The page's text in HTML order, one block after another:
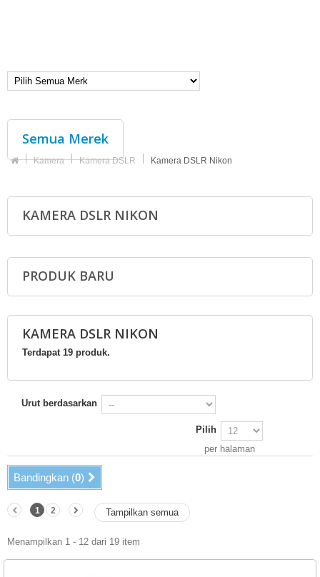
Semua Merek
Kamera Kamera DSLR Kamera DSLR Nikon
KAMERA DSLR NIKON
PRODUK BARU
KAMERA DSLR NIKON
Terdapat 19 produk.
Urut berdasarkan
Pilih
per halaman
Bandingkan (0)
Tampilkan semua
1 2
Menampilkan 1 - 12 dari 19 item